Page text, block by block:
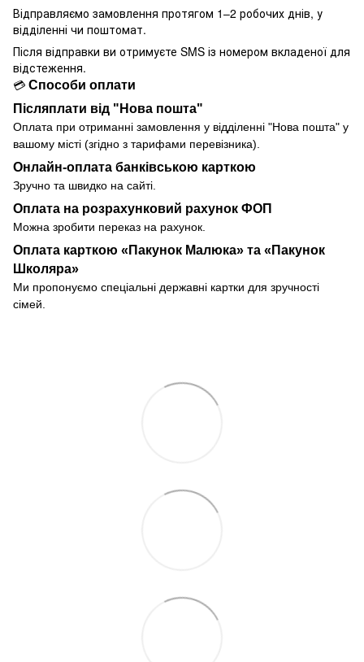
Відправляємо замовлення протягом 1–2 робочих днів, у
відділенні чи поштомат.
Після відправки ви отримуєте SMS із номером вкладеної для
відстеження.
💳 Способи оплати
Післяплати від "Нова пошта"
Оплата при отриманні замовлення у відділенні "Нова пошта" у
вашому місті (згідно з тарифами перевізника).
Онлайн-оплата банківською карткою
Зручно та швидко на сайті.
Оплата на розрахунковий рахунок ФОП
Можна зробити переказ на рахунок.
Оплата карткою «Пакунок Малюка» та «Пакунок
Школяра»
Ми пропонуємо спеціальні державні картки для зручності
сімей.